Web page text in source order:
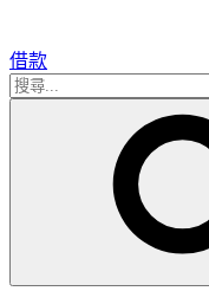
借款
搜